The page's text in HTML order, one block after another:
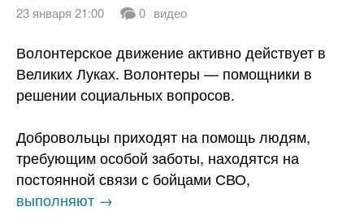
23 января 21:00 0 видео
Волонтерское движение активно действует в
Великих Луках. Волонтеры — помощники в
решении социальных вопросов.
Добровольцы приходят на помощь людям,
требующим особой заботы, находятся на
постоянной связи с бойцами СВО,
выполняют →